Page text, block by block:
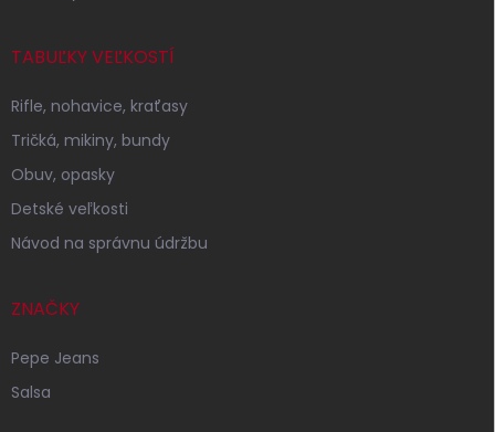
TABUĽKY VEĽKOSTÍ
Rifle, nohavice, kraťasy
Tričká, mikiny, bundy
Obuv, opasky
Detské veľkosti
Návod na správnu údržbu
ZNAČKY
Pepe Jeans
Salsa